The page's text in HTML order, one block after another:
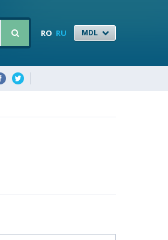
RO RU MDL